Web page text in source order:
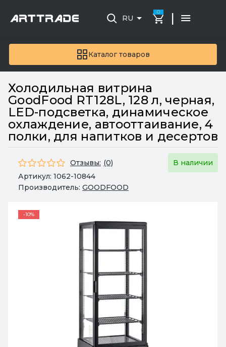
Каталог товаров
RU
0 |
Холодильная витрина
GoodFood RT128L, 128 л, черная,
LED-подсветка, динамическое
охлаждение, автооттаивание, 4
полки, для напитков и десертов
Отзывы: (0)
В наличии
Артикул: 1062-10844
Производитель: GOODFOOD
-10%